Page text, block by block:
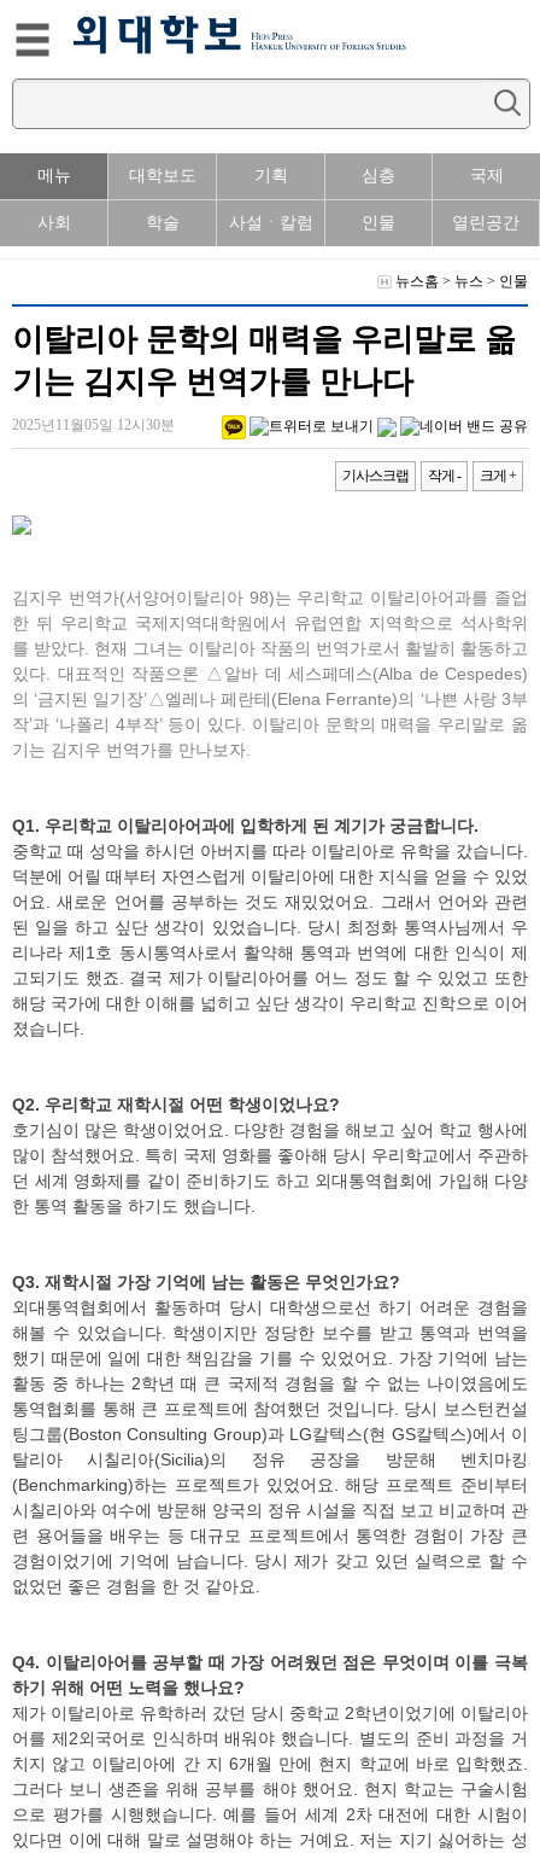
메뉴 대학보도 기획 심층 국제
사회 학술 사설ㆍ칼럼 인물 열린공간
뉴스홈 > 뉴스 > 인물
이탈리아 문학의 매력을 우리말로 옮
기는 김지우 번역가를 만나다
2025년11월05일 12시30분
기사스크랩 작게 - 크게 +
김지우 번역가(서양어이탈리아 98)는 우리학교 이탈리아어과를 졸업
한 뒤 우리학교 국제지역대학원에서 유럽연합 지역학으로 석사학위
를 받았다. 현재 그녀는 이탈리아 작품의 번역가로서 활발히 활동하고
있다. 대표적인 작품으론 △알바 데 세스페데스(Alba de Cespedes)
의 ‘금지된 일기장’△엘레나 페란테(Elena Ferrante)의 ‘나쁜 사랑 3부
작’과 ‘나폴리 4부작’ 등이 있다. 이탈리아 문학의 매력을 우리말로 옮
기는 김지우 번역가를 만나보자.
Q1. 우리학교 이탈리아어과에 입학하게 된 계기가 궁금합니다.
중학교 때 성악을 하시던 아버지를 따라 이탈리아로 유학을 갔습니다.
덕분에 어릴 때부터 자연스럽게 이탈리아에 대한 지식을 얻을 수 있었
어요. 새로운 언어를 공부하는 것도 재밌었어요. 그래서 언어와 관련
된 일을 하고 싶단 생각이 있었습니다. 당시 최정화 통역사님께서 우
리나라 제1호 동시통역사로서 활약해 통역과 번역에 대한 인식이 제
고되기도 했죠. 결국 제가 이탈리아어를 어느 정도 할 수 있었고 또한
해당 국가에 대한 이해를 넓히고 싶단 생각이 우리학교 진학으로 이어
졌습니다.
Q2. 우리학교 재학시절 어떤 학생이었나요?
호기심이 많은 학생이었어요. 다양한 경험을 해보고 싶어 학교 행사에
많이 참석했어요. 특히 국제 영화를 좋아해 당시 우리학교에서 주관하
던 세계 영화제를 같이 준비하기도 하고 외대통역협회에 가입해 다양
한 통역 활동을 하기도 했습니다.
Q3. 재학시절 가장 기억에 남는 활동은 무엇인가요?
외대통역협회에서 활동하며 당시 대학생으로선 하기 어려운 경험을
해볼 수 있었습니다. 학생이지만 정당한 보수를 받고 통역과 번역을
했기 때문에 일에 대한 책임감을 기를 수 있었어요. 가장 기억에 남는
활동 중 하나는 2학년 때 큰 국제적 경험을 할 수 없는 나이였음에도
통역협회를 통해 큰 프로젝트에 참여했던 것입니다. 당시 보스턴컨설
팅그룹(Boston Consulting Group)과 LG칼텍스(현 GS칼텍스)에서 이
탈리아 시칠리아(Sicilia)의 정유 공장을 방문해 벤치마킹
(Benchmarking)하는 프로젝트가 있었어요. 해당 프로젝트 준비부터
시칠리아와 여수에 방문해 양국의 정유 시설을 직접 보고 비교하며 관
련 용어들을 배우는 등 대규모 프로젝트에서 통역한 경험이 가장 큰
경험이었기에 기억에 남습니다. 당시 제가 갖고 있던 실력으로 할 수
없었던 좋은 경험을 한 것 같아요.
Q4. 이탈리아어를 공부할 때 가장 어려웠던 점은 무엇이며 이를 극복
하기 위해 어떤 노력을 했나요?
제가 이탈리아로 유학하러 갔던 당시 중학교 2학년이었기에 이탈리아
어를 제2외국어로 인식하며 배워야 했습니다. 별도의 준비 과정을 거
치지 않고 이탈리아에 간 지 6개월 만에 현지 학교에 바로 입학했죠.
그러다 보니 생존을 위해 공부를 해야 했어요. 현지 학교는 구술시험
으로 평가를 시행했습니다. 예를 들어 세계 2차 대전에 대한 시험이
있다면 이에 대해 말로 설명해야 하는 거예요. 저는 지기 싫어하는 성